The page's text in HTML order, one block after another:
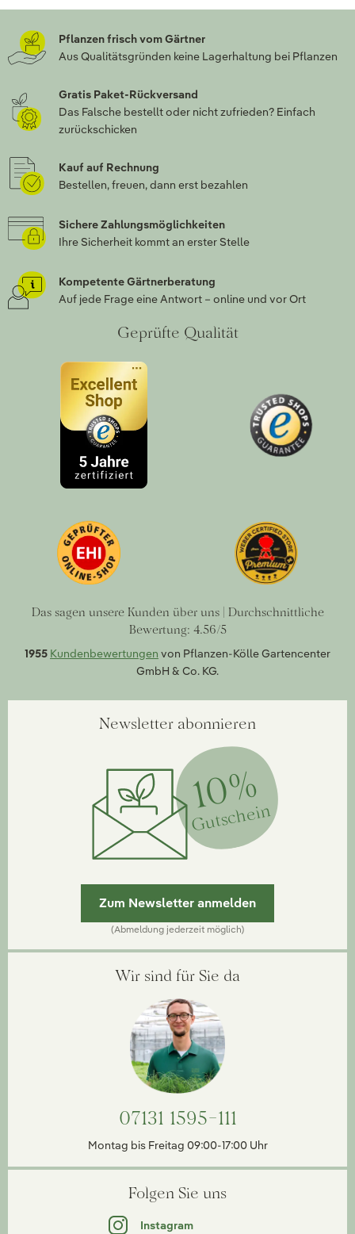
Pflanzen frisch vom Gärtner
Aus Qualitätsgründen keine Lagerhaltung bei Pflanzen
Gratis Paket-Rückversand
Das Falsche bestellt oder nicht zufrieden? Einfach
zurückschicken
Kauf auf Rechnung
Bestellen, freuen, dann erst bezahlen
Sichere Zahlungsmöglichkeiten
Ihre Sicherheit kommt an erster Stelle
Kompetente Gärtnerberatung
Auf jede Frage eine Antwort – online und vor Ort
Geprüfte Qualität
Das sagen unsere Kunden über uns | Durchschnittliche
Bewertung: 4.56/5
1955 Kundenbewertungen von Pflanzen-Kölle Gartencenter
GmbH & Co. KG.
Newsletter abonnieren
10%
Gutschein
Zum Newsletter anmelden
(Abmeldung jederzeit möglich)
Wir sind für Sie da
07131 1595-111
Montag bis Freitag 09:00-17:00 Uhr
Folgen Sie uns
Instagram